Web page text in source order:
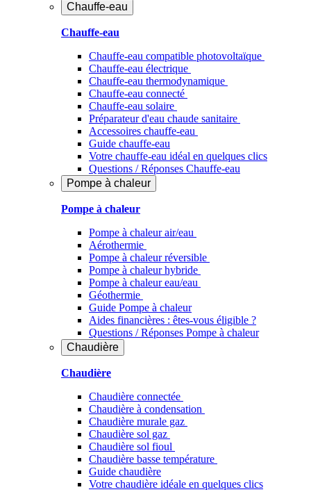
Chauffe-eau
Chauffe-eau
Chauffe-eau compatible photovoltaïque
Chauffe-eau électrique
Chauffe-eau thermodynamique
Chauffe-eau connecté
Chauffe-eau solaire
Préparateur d'eau chaude sanitaire
Accessoires chauffe-eau
Guide chauffe-eau
Votre chauffe-eau idéal en quelques clics
Questions / Réponses Chauffe-eau
Pompe à chaleur
Pompe à chaleur
Pompe à chaleur air/eau
Aérothermie
Pompe à chaleur réversible
Pompe à chaleur hybride
Pompe à chaleur​ eau/eau
Géothermie
Guide Pompe à chaleur
Aides financières : êtes-vous éligible ?
Questions / Réponses Pompe à chaleur
Chaudière
Chaudière
Chaudière connectée
Chaudière à condensation
Chaudière murale gaz
Chaudière sol gaz
Chaudière sol fioul
Chaudière basse température
Guide chaudière
Votre chaudière idéale en quelques clics